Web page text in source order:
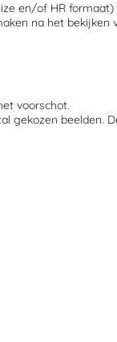
en/of HR
na het bekijken
voorschot.
gekozen beelden.